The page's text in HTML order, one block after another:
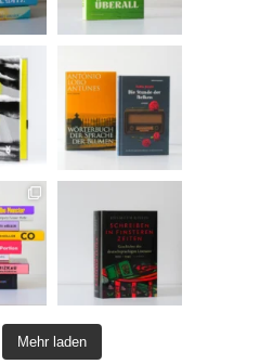
Mehr laden